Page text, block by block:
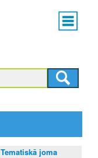
Main
menu
Tematiskā joma